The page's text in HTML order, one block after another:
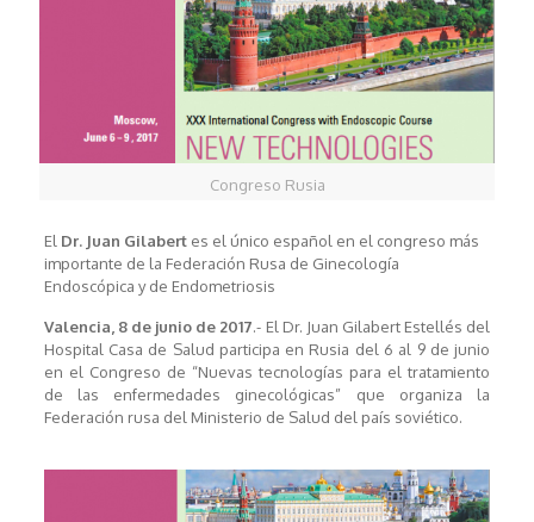
Congreso Rusia
El Dr. Juan Gilabertes el único español en el congreso más
importante de la Federación Rusa de Ginecología
Endoscópica y de Endometriosis
Valencia, 8 de junio de 2017.- El Dr. Juan Gilabert Estellés del
Hospital Casa de Salud participa en Rusia del 6 al 9 de junio
en el Congreso de “Nuevas tecnologías para el tratamiento
de las enfermedades ginecológicas” que organiza la
Federación rusa del Ministerio de Salud del país soviético.